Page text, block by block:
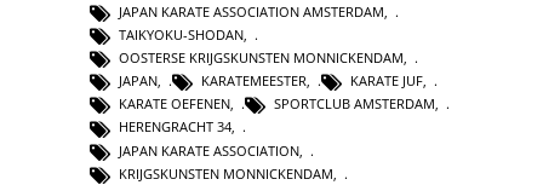
JAPAN KARATE ASSOCIATION AMSTERDAM,
TAIKYOKU-SHODAN,
OOSTERSE KRIJGSKUNSTEN MONNICKENDAM,
JAPAN, KARATEMEESTER, KARATE JUF,
KARATE OEFENEN, SPORTCLUB AMSTERDAM,
HERENGRACHT 34,
JAPAN KARATE ASSOCIATION
KRIJGSKUNSTEN MONNICKENDAM